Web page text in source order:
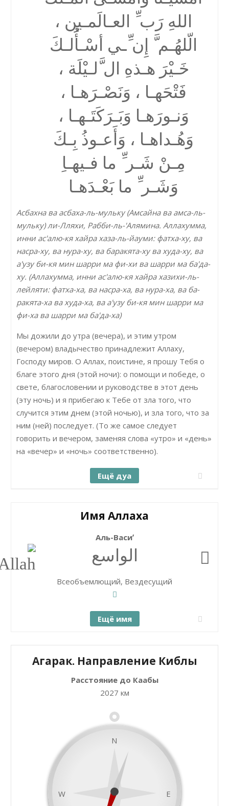
اللهِ رَب ِّ العـالَمـین ،
الّلھُـم َّ إِن ِّـي أسْـأَُلـكَ
خَـیْرَ ھـذهِ ال َّلـیْلَة ،
فَتْحَھـا ، وَنَصْـرَھـا ،
وَنـورَھـا وَبَـرَكَتَـھـا ،
وَھُـداھـا ، وَأَعـوذُ بِـكَ
مِـنْ شَـر ِّ ما فـیھـاِ
وَشَـر ِّ ما بَعْـدَھـا
Асбахна ва асбаха-ль-мульку (Амсайна ва амса-ль-
мульку) ли-Лляхи, Рабби-ль-'Алямина. Аллахумма,
инни ас'алю-кя хайра хаза-ль-йауми: фатха-ху, ва
насра-ху, ва нура-ху, ва баракята-ху ва худа-ху, ва
а'узу би-кя мин шарри ма фи-хи ва шарри ма ба'да-
ху. (Аллахумма, инни ас'алю-кя хайра хазихи-ль-
лейляти: фатха-ха, ва насра-ха, ва нура-ха, ва ба-
ракята-ха ва худа-ха, ва а'узу би-кя мин шарри ма
фи-ха ва шарри ма ба'да-ха)
Мы дожили до утра (вечера), и этим утром
(вечером) владычество принадлежит Аллаху,
Господу миров. О Аллах, поистине, я прошу Тебя о
благе этого дня (этой ночи): о помощи и победе, о
свете, благословении и руководстве в этот день
(эту ночь) и я прибегаю к Тебе от зла того, что
случится этим днем (этой ночью), и зла того, что за
ним (ней) последует. (То же самое следует
говорить и вечером, заменяя слова «утро» и «день»
на «вечер» и «ночь» соответственно).
Ещё дуа
Имя Аллаха
Аль-Васиʼ
الواسع
Всеобъемлющий, Вездесущий
Ещё имя
Агарак. Направление Киблы
Расстояние до Каабы
2027 км
N
E
W